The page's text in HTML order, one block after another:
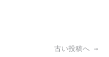
古い投稿へ →